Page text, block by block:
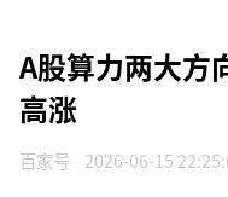
A股算力两大方
高涨
百家号 2026-06-15